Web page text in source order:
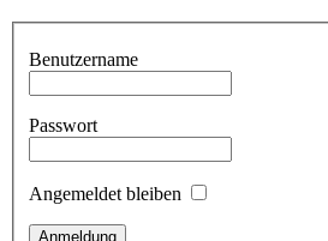
Benutzername
Passwort
Angemeldet bleiben